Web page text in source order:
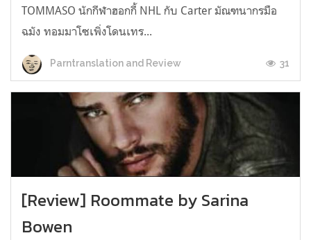
TOMMASO นักกีฬาฮอกกี้ NHL กับ Carter มัณฑนากรมือ
ฉมัง ทอมมาโซเพิ่งโดนเทร...
Parntranslation and Review 31
[Review] Roommate by Sarina
Bowen